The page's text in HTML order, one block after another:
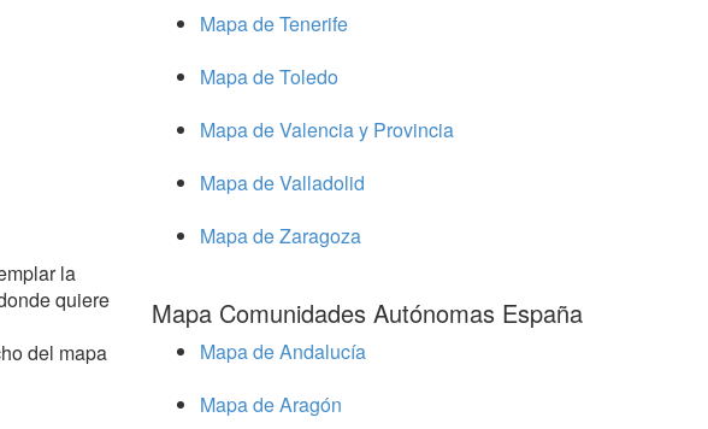
la
quiere
del mapa
Mapa de Tenerife
Mapa de Toledo
Mapa de Valencia y Provincia
Mapa de Valladolid
Mapa de Zaragoza
Mapa Comunidades Autónomas España
Mapa de Andalucía
Mapa de Aragón